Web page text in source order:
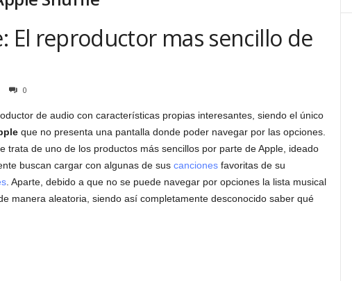
El reproductor mas sencillo de
0
de audio con características propias interesantes, siendo el único
que no presenta una pantalla donde poder navegar por las opciones.
trata de uno de los productos más sencillos por parte de Apple, ideado
buscan cargar con algunas de sus cancionesfavoritas de su
. Aparte, debido a que no se puede navegar por opciones la lista musical
manera aleatoria, siendo así completamente desconocido saber qué